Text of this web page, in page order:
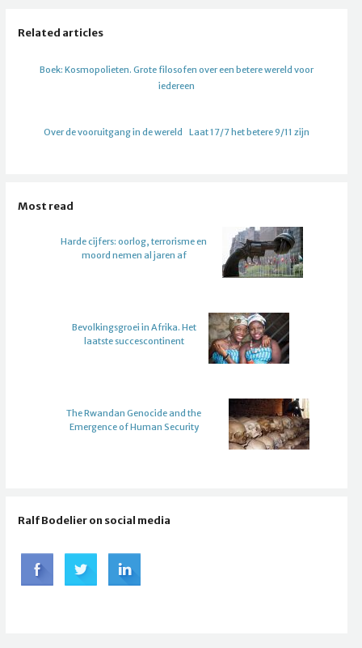
Related articles
Boek: Kosmopolieten. Grote filosofen over een betere wereld voor
iedereen
Over de vooruitgang in de wereld Laat 17/7 het betere 9/11 zijn
Most read
Harde cijfers: oorlog, terrorisme en
moord nemen al jaren af
Bevolkingsgroei in Afrika. Het
laatste succescontinent
The Rwandan Genocide and the
Emergence of Human Security
Ralf Bodelier on social media